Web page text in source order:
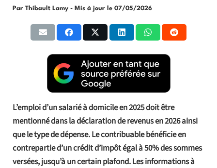
Par Thibault Lamy - Mis à jour le 07/05/2026
L’emploi d’un salarié à domicile en 2025 doit être
mentionné dans la déclaration de revenus en 2026 ainsi
que le type de dépense. Le contribuable bénéficie en
contrepartie d’un crédit d’impôt égal à 50% des sommes
versées, jusqu’à un certain plafond. Les informations à